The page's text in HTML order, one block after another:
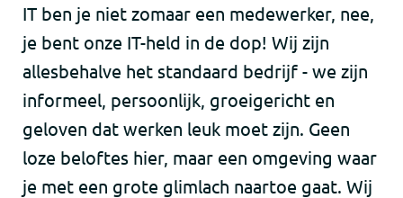
IT ben je niet zomaar een medewerker, nee,
je bent onze IT-held in de dop! Wij zijn
allesbehalve het standaard bedrijf - we zijn
informeel, persoonlijk, groeigericht en
geloven dat werken leuk moet zijn. Geen
loze beloftes hier, maar een omgeving waar
je met een grote glimlach naartoe gaat. Wij